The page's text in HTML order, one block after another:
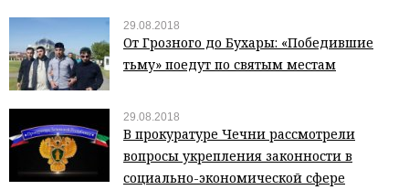
29.08.2018
От Грозного до Бухары: «Победившие
тьму» поедут по святым местам
29.08.2018
В прокуратуре Чечни рассмотрели
вопросы укрепления законности в
социально-экономической сфере